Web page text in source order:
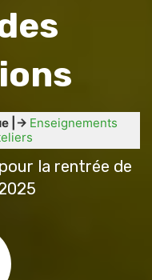
|→ Enseignements
la rentrée de